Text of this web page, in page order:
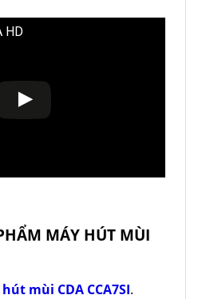
HD
MÁY HÚT MÙI
mùi CDA CCA7SI.